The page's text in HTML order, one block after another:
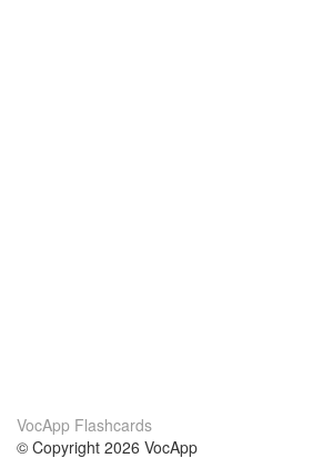
VocApp Flashcards
© Copyright 2026 VocApp